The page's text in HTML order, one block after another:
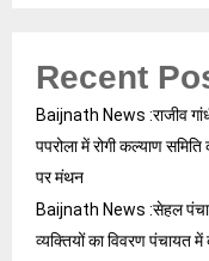
Recent
Baijnath News :राजीव
पपरोला में रोगी कल्याण
पर मंथन
Baijnath News :सेहल
व्यक्तियों का विवरण पंचायत में